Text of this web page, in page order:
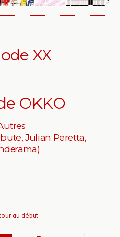
XX
OKKO
Julian Peretta,
au début